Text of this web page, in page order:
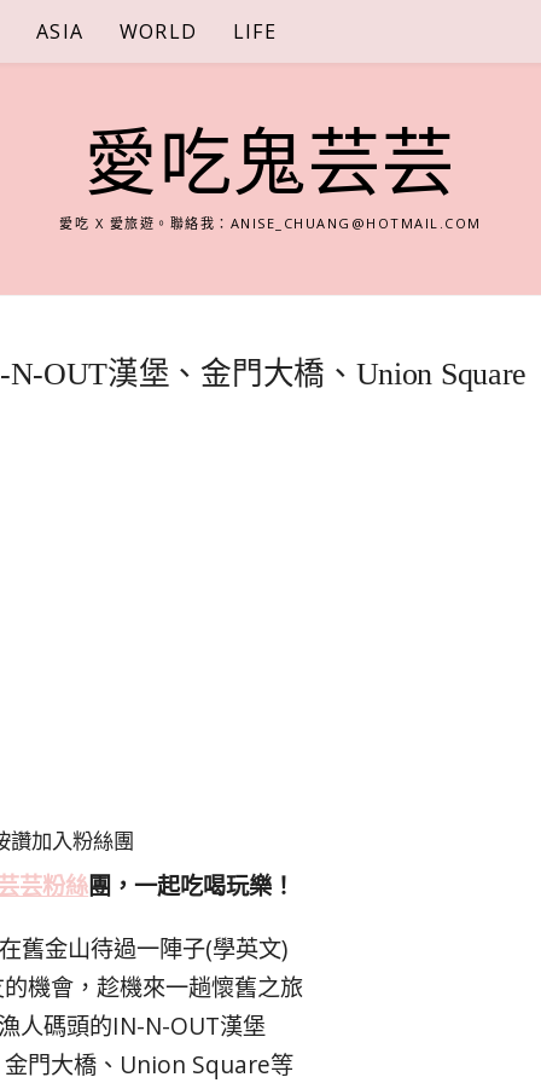
ASIA WORLD LIFE
愛吃鬼芸芸
愛吃 X 愛旅遊。聯絡我： ANISE_CHUANG@HOTMAIL.COM
OUT漢堡、金門大橋、Union Square
讚加入粉絲團
芸粉絲團，一起吃喝玩樂！
舊金山待過一陣子(學英文)
機會，趁機來一趟懷舊之旅
人碼頭的IN-N-OUT漢堡
金門大橋、Union Square等